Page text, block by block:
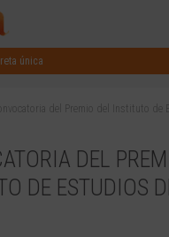
única
del Premio del Instituto de
DEL
DE ESTUDIOS